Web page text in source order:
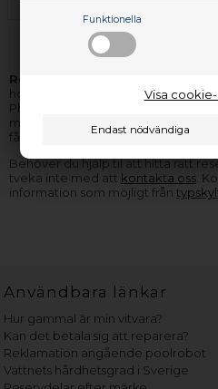
Funktionella
Visa
Reservdelar och tillbehör till
hos Nettoparts. Vi har ett stort
Philco apparater, och de delar vi
mesta få hem, så snabbt, att du
få dagar på leveransen.
Behöver du hjälp til att hitta rätt
tveka inte med att kontakta oss .
information som möjligt från
Användbara länkar
Hur gammal är min vitvara?
Kan det betala sig att reparera?
Reklamation angående poolrobot
Vattnets hårdhetsgrad i Sverige